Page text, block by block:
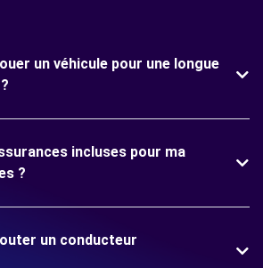
un véhicule pour une longue
incluses pour ma
?
un conducteur